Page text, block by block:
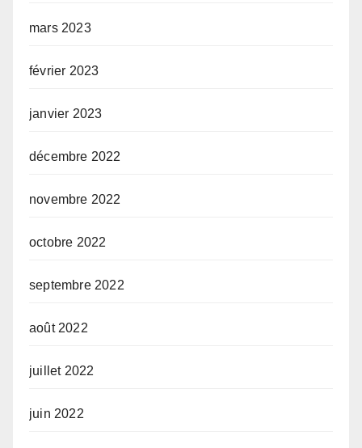
mars 2023
février 2023
janvier 2023
décembre 2022
novembre 2022
octobre 2022
septembre 2022
août 2022
juillet 2022
juin 2022